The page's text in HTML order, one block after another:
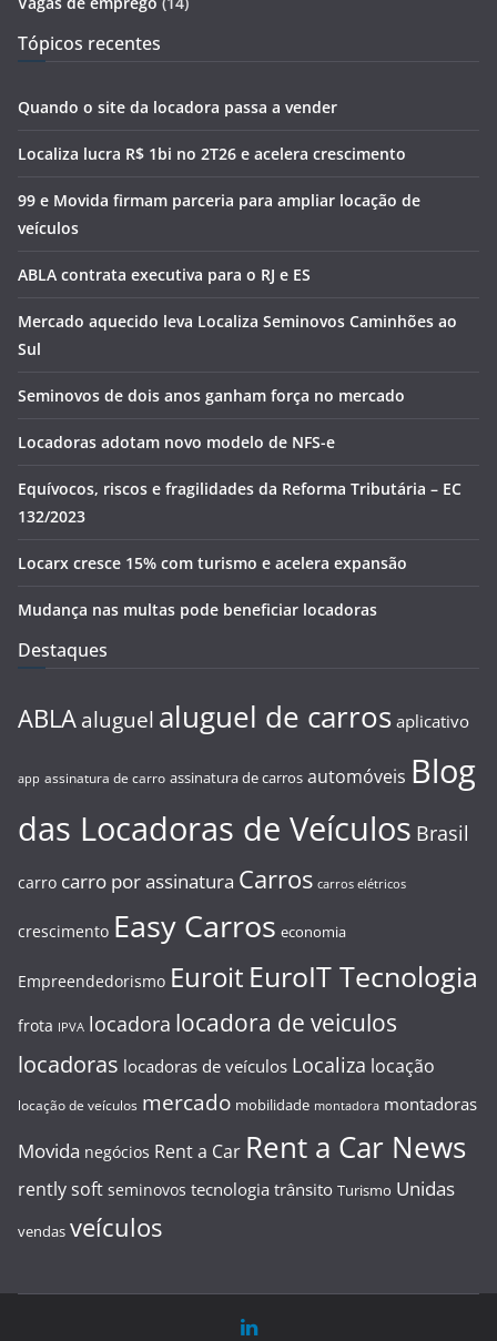
Tópicos recentes
Quando o site da locadora passa a vender
Localiza lucra R$ 1bi no 2T26 e acelera crescimento
99 e Movida firmam parceria para ampliar locação de
veículos
ABLA contrata executiva para o RJ e ES
Mercado aquecido leva Localiza Seminovos Caminhões ao
Sul
Seminovos de dois anos ganham força no mercado
Locadoras adotam novo modelo de NFS-e
Equívocos, riscos e fragilidades da Reforma Tributária – EC
132/2023
Locarx cresce 15% com turismo e acelera expansão
Mudança nas multas pode beneficiar locadoras
Destaques
ABLA aluguel aluguel de carros aplicativo
app assinatura de carro assinatura de carros automóveis Blog
das Locadoras de Veículos Brasil
carro carro por assinatura Carros carros elétricos
crescimento Easy Carros economia
Empreendedorismo Euroit EuroIT Tecnologia
frota IPVA locadora locadora de veiculos
locadoras locadoras de veículos Localiza locação
locação de veículos mercado mobilidade montadora montadoras
Movida negócios Rent a Car Rent a Car News
rently soft seminovos tecnologia trânsito Turismo Unidas
vendas veículos